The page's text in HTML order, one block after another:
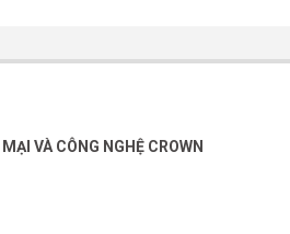
VÀ CÔNG NGHỆ CROWN